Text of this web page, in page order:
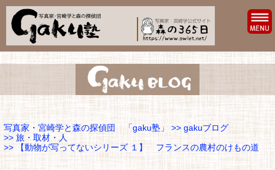
写真家・宮崎学と森の探偵団 「gaku塾」 >> gakuブログ
>> 旅・取材・人
>> 【動物が写ってないシリーズ １】 フランスの農村のけもの道